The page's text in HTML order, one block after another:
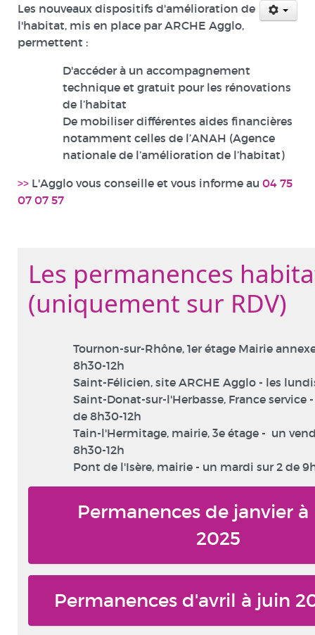
Les nouveaux dispositifs d'amélioration de
l'habitat, mis en place par ARCHE Agglo,
permettent :
D'accéder à un accompagnement
technique et gratuit pour les rénovations
de l’habitat
De mobiliser différentes aides financières
notamment celles de l’ANAH (Agence
nationale de l’amélioration de l’habitat)
>> L'Agglo vous conseille et vous informe au 04 75
07 07 57
Les permanences
(uniquement sur RDV)
Tournon-sur-Rhône, 1er étage Mairie
8h30-12h
Saint-Félicien, site ARCHE Agglo - les
Saint-Donat-sur-l'Herbasse, France service
de 8h30-12h
Tain-l'Hermitage, mairie, 3e étage - un
8h30-12h
Pont de l'Isère, mairie - un mardi sur 2 de
Permanences de janvier à
2025
Permanences d'avril à juin